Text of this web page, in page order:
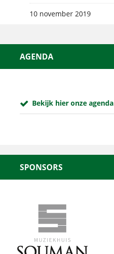
10 november 2019
AGENDA
Bekijk hier onze agenda
SPONSORS